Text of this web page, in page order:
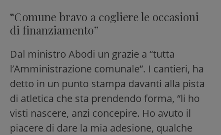
“Comune bravo a cogliere le occasioni
di finanziamento”
Dal ministro Abodi un grazie a “tutta
l’Amministrazione comunale”. I cantieri, ha
detto in un punto stampa davanti alla pista
di atletica che sta prendendo forma, “li ho
visti nascere, anzi concepire. Ho avuto il
piacere di dare la mia adesione, qualche